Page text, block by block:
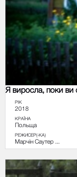
Я виросла, поки ви
РІК
2018
КРАЇНА
Польща
РЕЖИСЕР(-КА)
Марчін Саутер ...